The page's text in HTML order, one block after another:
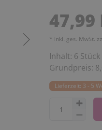
47,99
* inkl. ges. MwSt.
Inhalt: 6 Stück
Grundpreis:
Lieferzeit: 3 - 5